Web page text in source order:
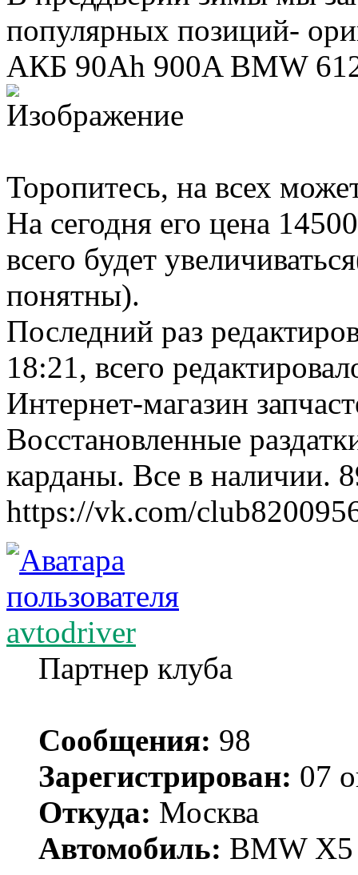
популярных позиций-
АКБ 90Ah 900A BMW
Торопитесь, на всех
На сегодня его цена
всего будет
понятны).
Последний раз
18:21, всего
Интернет-магазин
Восстановленные
карданы. Все в наличии.
https://vk.com/
avtodriver
Партнер клуба
Сообщения: 98
Зарегистрирован: 07
Откуда: Москва
Автомобиль: BMW X5